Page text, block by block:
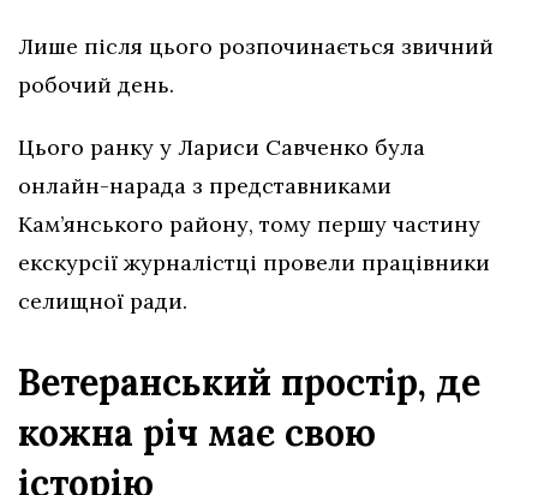
Лише після цього розпочинається звичний
робочий день.
Цього ранку у Лариси Савченко була
онлайн-нарада з представниками
Кам’янського району, тому першу частину
екскурсії журналістці провели працівники
селищної ради.
Ветеранський простір, де
кожна річ має свою
історію